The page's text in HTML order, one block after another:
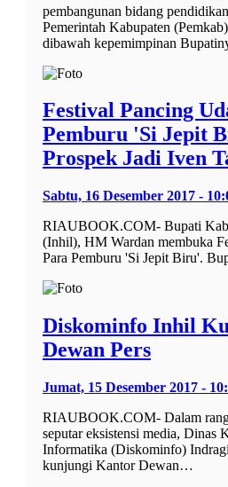
pembangunan bidang
Pemerintah Kabupaten
dibawah kepemimpinan
Festival Pancing
Pemburu 'Si Jepit
Prospek Jadi Iven
Sabtu, 16 Desember 2017 -
RIAUBOOK.COM- Bupati
(Inhil), HM Wardan membuka
Para Pemburu 'Si Jepit Biru'.
Diskominfo Inhil
Dewan Pers
Jumat, 15 Desember 2017 -
RIAUBOOK.COM- Dalam
seputar eksistensi media, Dinas
Informatika (Diskominfo)
kunjungi Kantor Dewan…